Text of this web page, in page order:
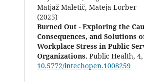
Matjaž Maletič, Mateja Lorber
(2025)
Burned Out - Exploring the
Consequences, and Solutions
Workplace Stress in Public
Organizations.Public Health,4,
10.5772/intechopen.1008259